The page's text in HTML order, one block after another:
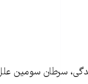
سرطان سومين